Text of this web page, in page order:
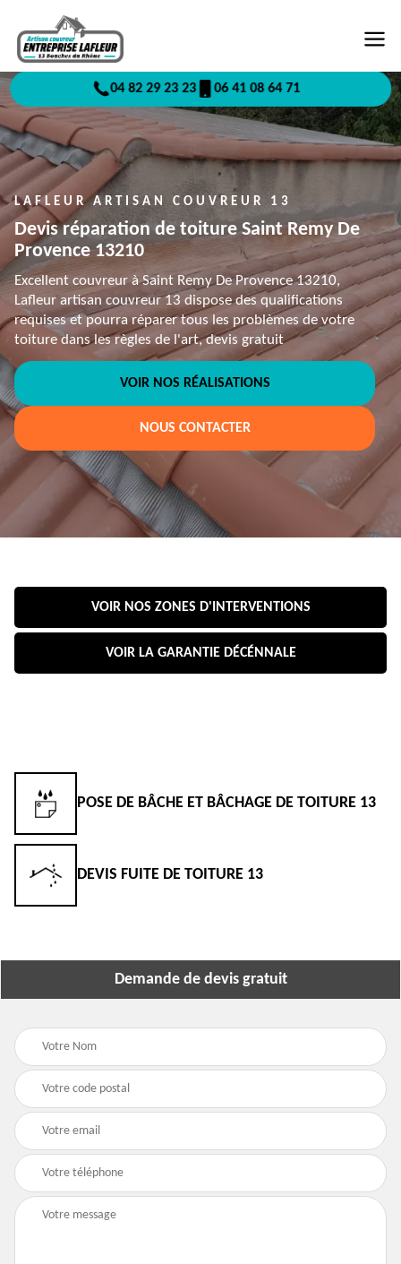
04 82 29 23 23 06 41 08 64 71
LAFLEUR ARTISAN COUVREUR 13
Devis réparation de toiture Saint Remy De
Provence 13210
Excellent couvreur à Saint Remy De Provence 13210,
Lafleur artisan couvreur 13 dispose des qualifications
requises et pourra réparer tous les problèmes de votre
toiture dans les règles de l'art, devis gratuit
VOIR NOS RÉALISATIONS
NOUS CONTACTER
VOIR NOS ZONES D'INTERVENTIONS
VOIR LA GARANTIE DÉCÉNNALE
POSE DE BÂCHE ET BÂCHAGE DE TOITURE 13
DEVIS FUITE DE TOITURE 13
Demande de devis gratuit